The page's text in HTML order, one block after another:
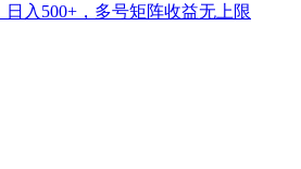
入500+，多号矩阵收益无上限